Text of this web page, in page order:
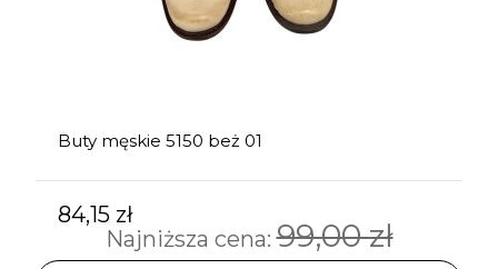
Buty męskie 5150 beż 01
84,15 zł
Najniższa cena:99,00 zł